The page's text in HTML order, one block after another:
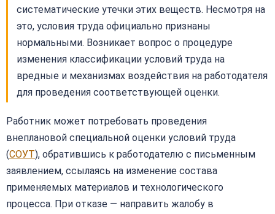
систематические утечки этих веществ. Несмотря на
это, условия труда официально признаны
нормальными. Возникает вопрос о процедуре
изменения классификации условий труда на
вредные и механизмах воздействия на работодателя
для проведения соответствующей оценки.
Работник может потребовать проведения
внеплановой специальной оценки условий труда
(СОУТ), обратившись к работодателю с письменным
заявлением, ссылаясь на изменение состава
применяемых материалов и технологического
процесса. При отказе — направить жалобу в